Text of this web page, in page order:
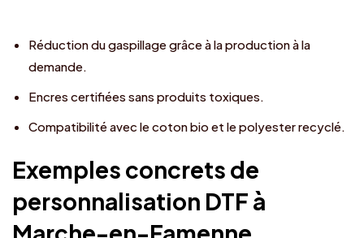
Réduction du gaspillage grâce à la production à la
demande.
Encres certifiées sans produits toxiques.
Compatibilité avec le coton bio et le polyester recyclé.
Exemples concrets de
personnalisation DTF à